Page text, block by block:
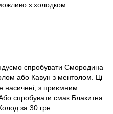
з холодком
спробувати Смородина
або Кавун з ментолом. Ці
насичені, з приємним
спробувати смак Блакитна
за 30 грн.